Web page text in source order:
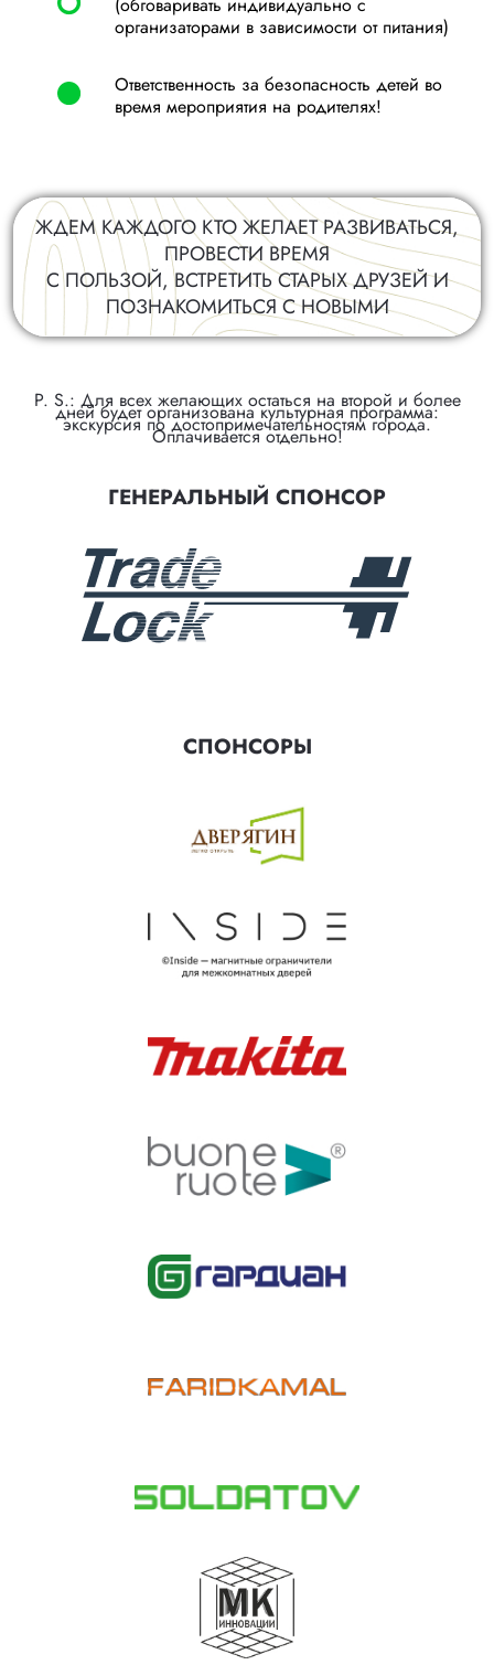
организаторами в зависимости от питания)
Ответственность за безопасность детей во
время мероприятия на родителях!
ЖДЕМ КАЖДОГО КТО ЖЕЛАЕТ РАЗВИВАТЬСЯ,
ПРОВЕСТИ ВРЕМЯ
С ПОЛЬЗОЙ, ВСТРЕТИТЬ СТАРЫХ ДРУЗЕЙ И
ПОЗНАКОМИТЬСЯ С НОВЫМИ
P. S.: Для всех желающих остаться на второй и более
дней будет организована культурная программа:
экскурсия по достопримечательностям города.
Оплачивается отдельно!
ГЕНЕРАЛЬНЫЙ СПОНСОР
СПОНСОРЫ